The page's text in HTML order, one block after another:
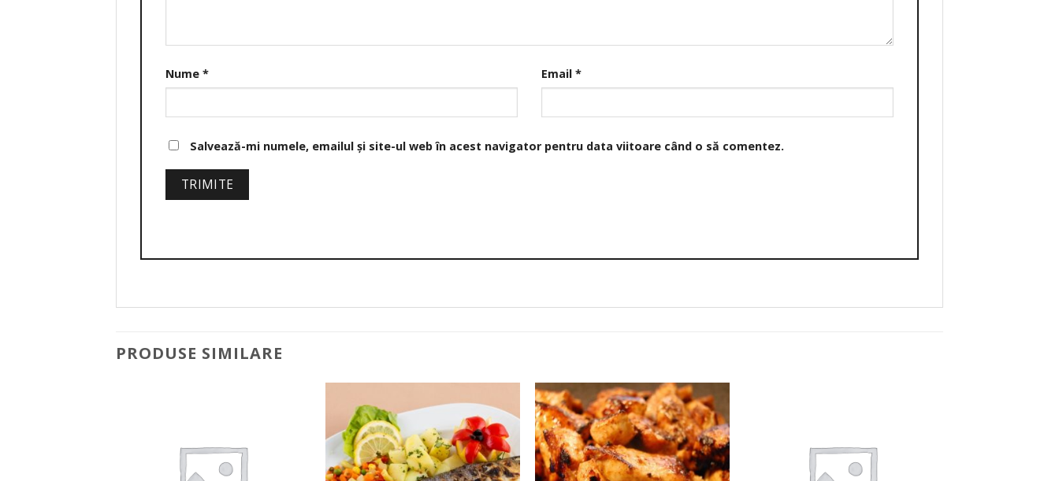
Nume * Email *
Salvează-mi numele, emailul și site-ul web în acest navigator pentru data viitoare când o să comentez.
PRODUSE SIMILARE